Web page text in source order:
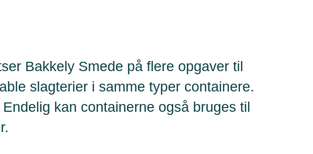
Bakkely Smede på flere opgaver til
slagterier i samme typer containere.
kan containerne også bruges til